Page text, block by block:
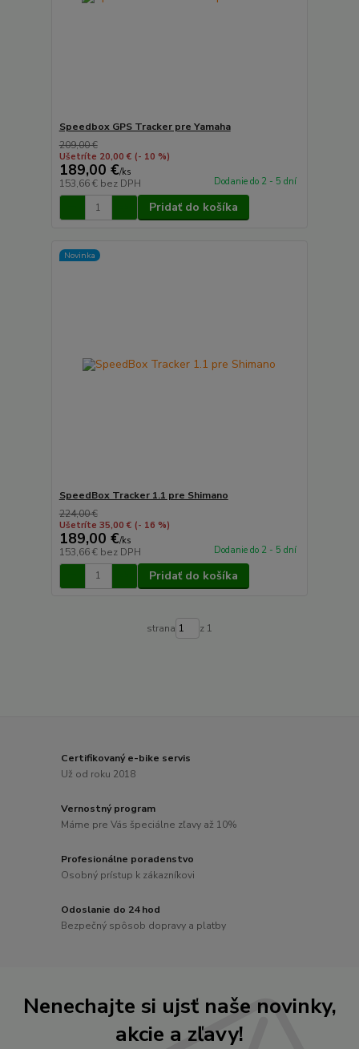
Speedbox GPS Tracker pre Yamaha
209,00 €
Ušetríte 20,00 € (- 10 %)
189,00 €/ks
153,66 € bez DPH Dodanie do 2 - 5 dní
Pridať do košíka
Novinka
SpeedBox Tracker 1.1 pre Shimano
224,00 €
Ušetríte 35,00 € (- 16 %)
189,00 €/ks
153,66 € bez DPH Dodanie do 2 - 5 dní
Pridať do košíka
strana z 1
Certifikovaný e-bike servis
Už od roku 2018
Vernostný program
Máme pre Vás špeciálne zľavy až 10%
Profesionálne poradenstvo
Osobný prístup k zákazníkovi
Odoslanie do 24 hod
Bezpečný spôsob dopravy a platby
Nenechajte si ujsť naše novinky,
akcie a zľavy!